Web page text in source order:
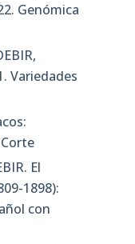
Genómica
Variedades
El
1898):
con